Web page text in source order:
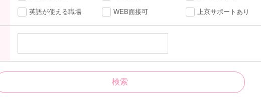
英語が使える職場 WEB面接可 上京サポートあり